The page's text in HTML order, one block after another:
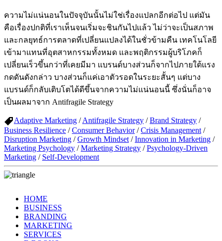
ความไม่แน่นอนในปัจจุบันนั้นไม่ใช่เรื่องแปลกอีกต่อไป แต่มัน
คือเรื่องปกติที่เราเห็นจนเริ่มจะชินกันไปแล้ว ไม่ว่าจะเป็นสภาพ
และกลยุทธ์การตลาดที่เปลี่ยนแปลงได้ในชั่วข้ามคืน เทคโนโลยี
เข้ามาแทนที่อุตสาหกรรมทั้งหมด และพฤติกรรมผู้บริโภคก็
เปลี่ยนเร็วขึ้นกว่าที่เคยมีมา แบรนด์บางส่วนก็จากไปภายใต้แรง
กดดันดังกล่าว บางส่วนก็แค่เอาตัวรอดในระยะสั้นๆ แต่บาง
แบรนด์ก็กลับเติบโตได้ดีขึ้นจากความไม่แน่นอนนี้ ซึ่งนั่นก็อาจ
เป็นผลมาจาก Antifragile Strategy
Adaptive Marketing /Antifragile Strategy /Brand Strategy /
Business Resilience /Consumer Behavior/Crisis Management /
Disruption Marketing /Growth Mindset /Innovation in Marketing /
Marketing Psychology /Marketing Strategy /Psychology-Driven
Marketing / Self-Development
HOME
BUSINESS
BRANDING
MARKETING
SERVICES